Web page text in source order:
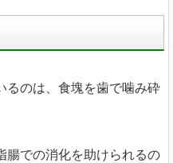
るのは、食塊を歯で噛み砕
腸での消化を助けられるの